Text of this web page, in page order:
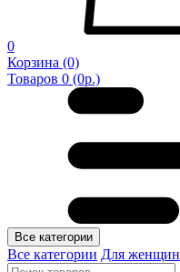
0
Корзина (0)
Товаров 0 (0р.)
Все категории
Все категории Для женщин